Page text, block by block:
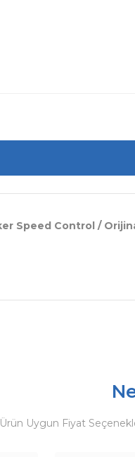
Speed Control /
Uygun Fiyat